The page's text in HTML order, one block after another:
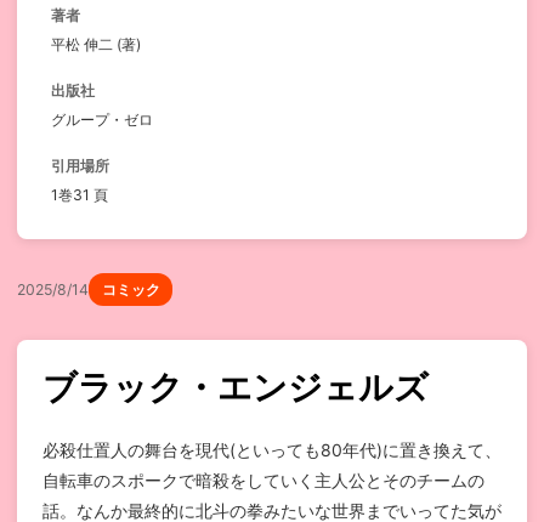
著者
平松 伸二 (著)
出版社
グループ・ゼロ
引用場所
1巻31 頁
2025/8/14 コミック
ブラック・エンジェルズ
必殺仕置人の舞台を現代(といっても80年代)に置き換えて、
自転車のスポークで暗殺をしていく主人公とそのチームの
話。なんか最終的に北斗の拳みたいな世界までいってた気が